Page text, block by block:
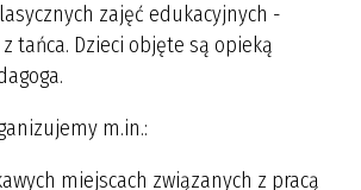
zajęć edukacyjnych -
tańca. Dzieci objęte są opieką
m.in.:
miejscach związanych z pracą